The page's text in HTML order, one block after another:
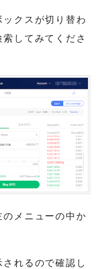
クスが切り替わ
してみてくださ
メニューの中か
れるので確認し